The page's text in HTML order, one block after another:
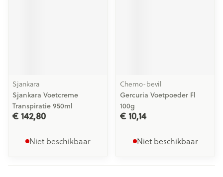
Sjankara
Sjankara Voetcreme
Transpiratie 950ml
€ 142,80
Niet beschikbaar
Chemo-bevil
Gercuria Voetpoeder Fl
100g
€ 10,14
Niet beschikbaar